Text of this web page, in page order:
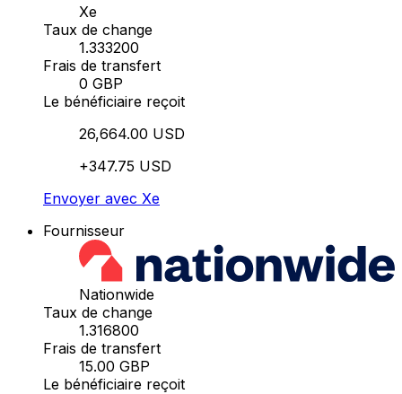
Xe
Taux de change
1.333200
Frais de transfert
0 GBP
Le bénéficiaire reçoit
26,664.00 USD
+347.75 USD
Envoyer avec Xe
Fournisseur
Nationwide
Taux de change
1.316800
Frais de transfert
15.00 GBP
Le bénéficiaire reçoit